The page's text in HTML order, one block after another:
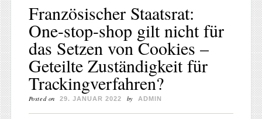
Französischer Staatsrat:
One-stop-shop gilt nicht für
das Setzen von Cookies –
Geteilte Zuständigkeit für
Trackingverfahren?
Posted on 29. JANUAR 2022 by ADMIN